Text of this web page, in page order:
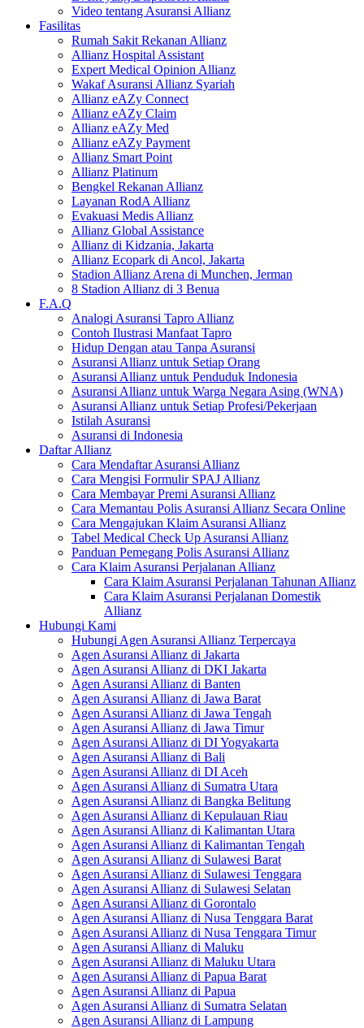
Video tentang Asuransi Allianz
Fasilitas
Rumah Sakit Rekanan Allianz
Allianz Hospital Assistant
Expert Medical Opinion Allianz
Wakaf Asuransi Allianz Syariah
Allianz eAZy Connect
Allianz eAZy Claim
Allianz eAZy Med
Allianz eAZy Payment
Allianz Smart Point
Allianz Platinum
Bengkel Rekanan Allianz
Layanan RodA Allianz
Evakuasi Medis Allianz
Allianz Global Assistance
Allianz di Kidzania, Jakarta
Allianz Ecopark di Ancol, Jakarta
Stadion Allianz Arena di Munchen, Jerman
8 Stadion Allianz di 3 Benua
F.A.Q
Analogi Asuransi Tapro Allianz
Contoh Ilustrasi Manfaat Tapro
Hidup Dengan atau Tanpa Asuransi
Asuransi Allianz untuk Setiap Orang
Asuransi Allianz untuk Penduduk Indonesia
Asuransi Allianz untuk Warga Negara Asing (WNA)
Asuransi Allianz untuk Setiap Profesi/Pekerjaan
Istilah Asuransi
Asuransi di Indonesia
Daftar Allianz
Cara Mendaftar Asuransi Allianz
Cara Mengisi Formulir SPAJ Allianz
Cara Membayar Premi Asuransi Allianz
Cara Memantau Polis Asuransi Allianz Secara Online
Cara Mengajukan Klaim Asuransi Allianz
Tabel Medical Check Up Asuransi Allianz
Panduan Pemegang Polis Asuransi Allianz
Cara Klaim Asuransi Perjalanan Allianz
Cara Klaim Asuransi Perjalanan Tahunan Allianz
Cara Klaim Asuransi Perjalanan Domestik
Allianz
Hubungi Kami
Hubungi Agen Asuransi Allianz Terpercaya
Agen Asuransi Allianz di Jakarta
Agen Asuransi Allianz di DKI Jakarta
Agen Asuransi Allianz di Banten
Agen Asuransi Allianz di Jawa Barat
Agen Asuransi Allianz di Jawa Tengah
Agen Asuransi Allianz di Jawa Timur
Agen Asuransi Allianz di DI Yogyakarta
Agen Asuransi Allianz di Bali
Agen Asuransi Allianz di DI Aceh
Agen Asuransi Allianz di Sumatra Utara
Agen Asuransi Allianz di Bangka Belitung
Agen Asuransi Allianz di Kepulauan Riau
Agen Asuransi Allianz di Kalimantan Utara
Agen Asuransi Allianz di Kalimantan Tengah
Agen Asuransi Allianz di Sulawesi Barat
Agen Asuransi Allianz di Sulawesi Tenggara
Agen Asuransi Allianz di Sulawesi Selatan
Agen Asuransi Allianz di Gorontalo
Agen Asuransi Allianz di Nusa Tenggara Barat
Agen Asuransi Allianz di Nusa Tenggara Timur
Agen Asuransi Allianz di Maluku
Agen Asuransi Allianz di Maluku Utara
Agen Asuransi Allianz di Papua Barat
Agen Asuransi Allianz di Papua
Agen Asuransi Allianz di Sumatra Selatan
Agen Asuransi Allianz di Lampung